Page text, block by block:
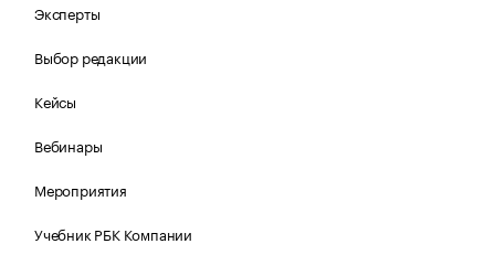
Эксперты
Выбор редакции
Кейсы
Вебинары
Мероприятия
Учебник РБК Компании